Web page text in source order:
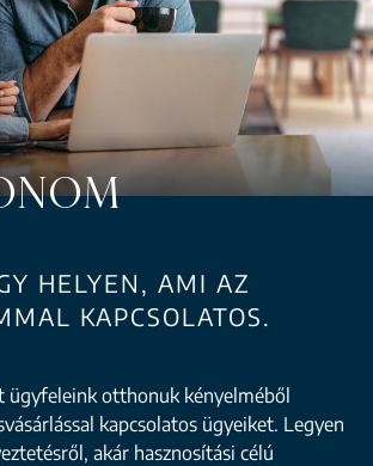
HELYEN, AMI AZ
KAPCSOLATOS.
ügyfeleink otthonuk kényelméből
kapcsolatos ügyeiket. Legyen
akár hasznosítási célú